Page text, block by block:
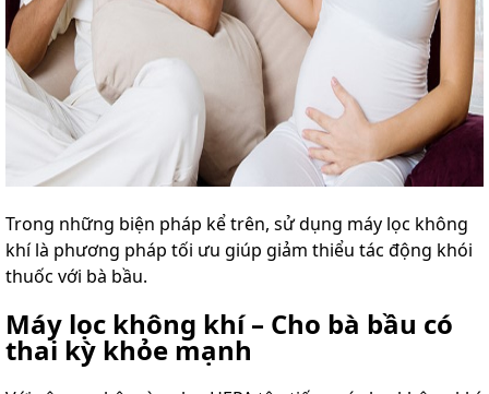
Trong những biện pháp kể trên, sử dụng máy lọc không
khí là phương pháp tối ưu giúp giảm thiểu tác động khói
thuốc với bà bầu.
Máy lọc không khí – Cho bà bầu có
thai kỳ khỏe mạnh